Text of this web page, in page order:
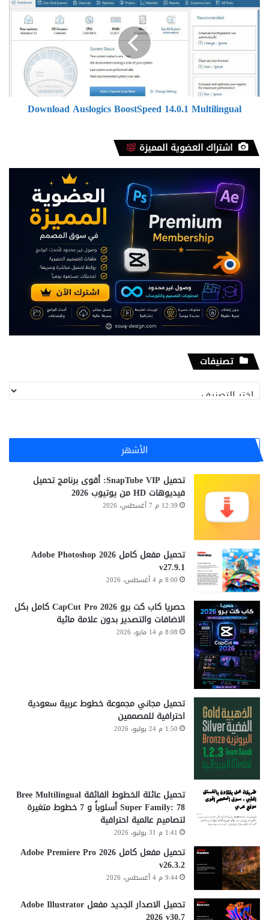
Auslogics
BoostSpeed
Multilingual
Download Auslogics BoostSpeed 14.0.1 Multilingual
اشتراك العضوية المميزة
تصنيفات
تصنيفات
الأشهر
تحميل SnapTube VIP: أقوى برنامج تحميل
فيديوهات HD من يوتيوب 2026
12:39 م 7 أغسطس، 2026
تحميل مفعل كامل Adobe Photoshop 2026
v27.9.1
8:00 م 4 أغسطس، 2026
حصريا كاب كت برو CapCut Pro 2026 كامل بكل
الاضافات والتصدير بدون علامة مائية
8:08 م 14 مايو، 2026
تحميل مجاني مجموعة خطوط عربية سعودية
احترافية للمصممين
1:50 م 24 يوليو، 2026
تحميل عائلة الخطوط الفائقة Bree Multilingual
Super Family: 78 أسلوباً و 7 خطوط متغيرة
لتصاميم عالمية احترافية
1:41 م 31 يوليو، 2026
تحميل مفعل كامل Adobe Premiere Pro 2026
v26.3.2
9:44 م 4 أغسطس، 2026
تحميل الاصدار الجديد مفعل Adobe Illustrator